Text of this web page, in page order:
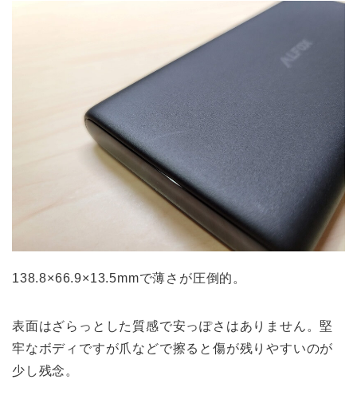
138.8×66.9×13.5mmで薄さが圧倒的。
表面はざらっとした質感で安っぽさはありません。堅
牢なボディですが爪などで擦ると傷が残りやすいのが
少し残念。